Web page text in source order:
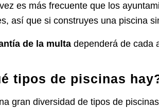
es más frecuente que los
, así que si construyes una piscina
de la multa dependerá de cada
tipos de piscinas
gran diversidad de tipos de piscinas